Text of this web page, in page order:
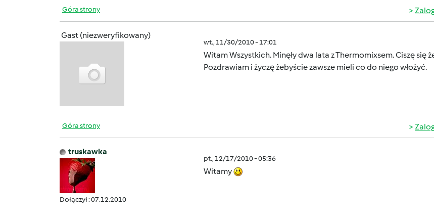
Góra strony
Gast (niezweryfikowany)
wt., 11/30/2010 - 17:01
Witam Wszystkich. Minęły dwa lata z Thermomixsem. Ciszę
Pozdrawiam i życzę żebyście zawsze mieli co do niego włożyć.
Góra strony
truskawka
Dołączył : 07.12.2010
pt., 12/17/2010 - 05:36
Witamy